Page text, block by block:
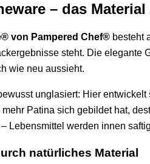
– das
von Pampered Chef® besteht
steht. Die elegante
wie neu aussieht.
unglasiert: Hier
Patina sich gebildet hat,
Lebensmittel werden innen
natürliches Material